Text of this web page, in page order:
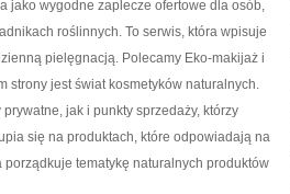
jako wygodne zaplecze ofertowe dla osób,
roślinnych. To serwis, która wpisuje
pielęgnacją. Polecamy Eko-makijaż i
strony jest świat kosmetyków naturalnych.
jak i punkty sprzedaży, którzy
się na produktach, które odpowiadają na
porządkuje tematykę naturalnych produktów